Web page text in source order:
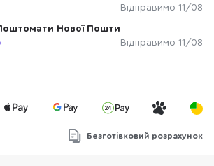
Відправимо 11/08
Нової Пошти
Відправимо 11/08
Безготівковий розрахунок